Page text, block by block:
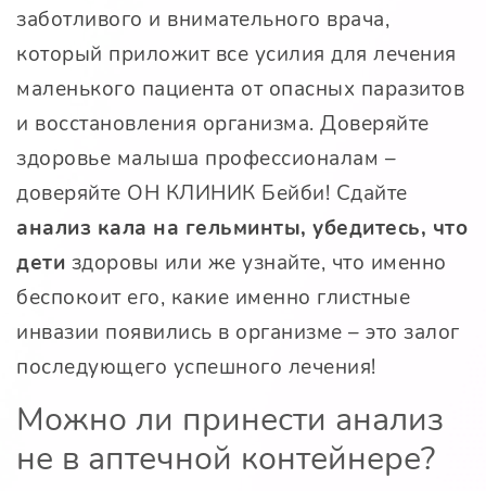
заботливого и внимательного врача,
который приложит все усилия для лечения
маленького пациента от опасных паразитов
и восстановления организма. Доверяйте
здоровье малыша профессионалам –
доверяйте ОН КЛИНИК Бейби! Сдайте
анализ кала на гельминты, убедитесь, что
дети здоровы или же узнайте, что именно
беспокоит его, какие именно глистные
инвазии появились в организме – это залог
последующего успешного лечения!
Можно ли принести анализ
не в аптечной контейнере?